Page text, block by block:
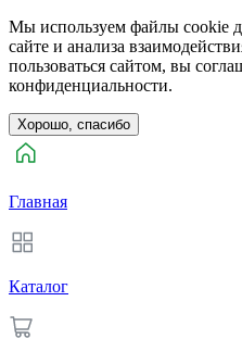
Мы используем файлы cookie
сайте и анализа
пользоваться сайтом, вы
конфиденциальности.
Хорошо, спасибо
Главная
Каталог